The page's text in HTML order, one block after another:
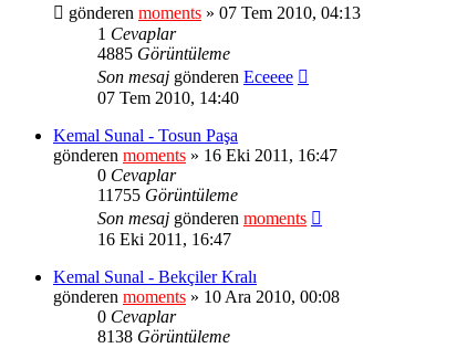
gönderen moments » 07 Tem 2010, 04:13
1 Cevaplar
4885 Görüntüleme
Son mesaj gönderen Eceeee
07 Tem 2010, 14:40
Kemal Sunal - Tosun Paşa
gönderen moments » 16 Eki 2011, 16:47
0 Cevaplar
11755 Görüntüleme
Son mesaj gönderen moments
16 Eki 2011, 16:47
Kemal Sunal - Bekçiler Kralı
gönderen moments » 10 Ara 2010, 00:08
0 Cevaplar
8138 Görüntüleme